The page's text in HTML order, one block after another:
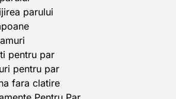
parului
pentru par
pentru par
fara clatire